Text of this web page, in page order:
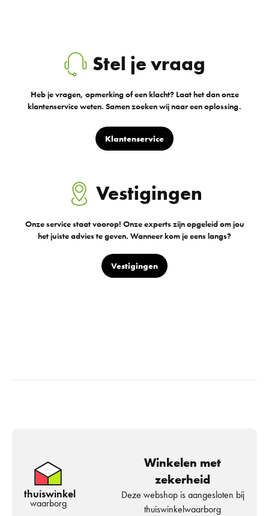
Stel je vraag
Heb je vragen, opmerking of een klacht? Laat het dan onze
klantenservice weten. Samen zoeken wij naar een oplossing.
Klantenservice
Vestigingen
Onze service staat voorop! Onze experts zijn opgeleid om jou
het juiste advies te geven. Wanneer kom je eens langs?
Vestigingen
thuiswinkel
waarborg
Winkelen met
zekerheid
Deze webshop is aangesloten bij
thuiswinkelwaarborg